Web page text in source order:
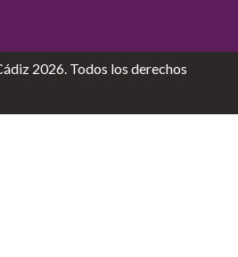
2026. Todos los derechos